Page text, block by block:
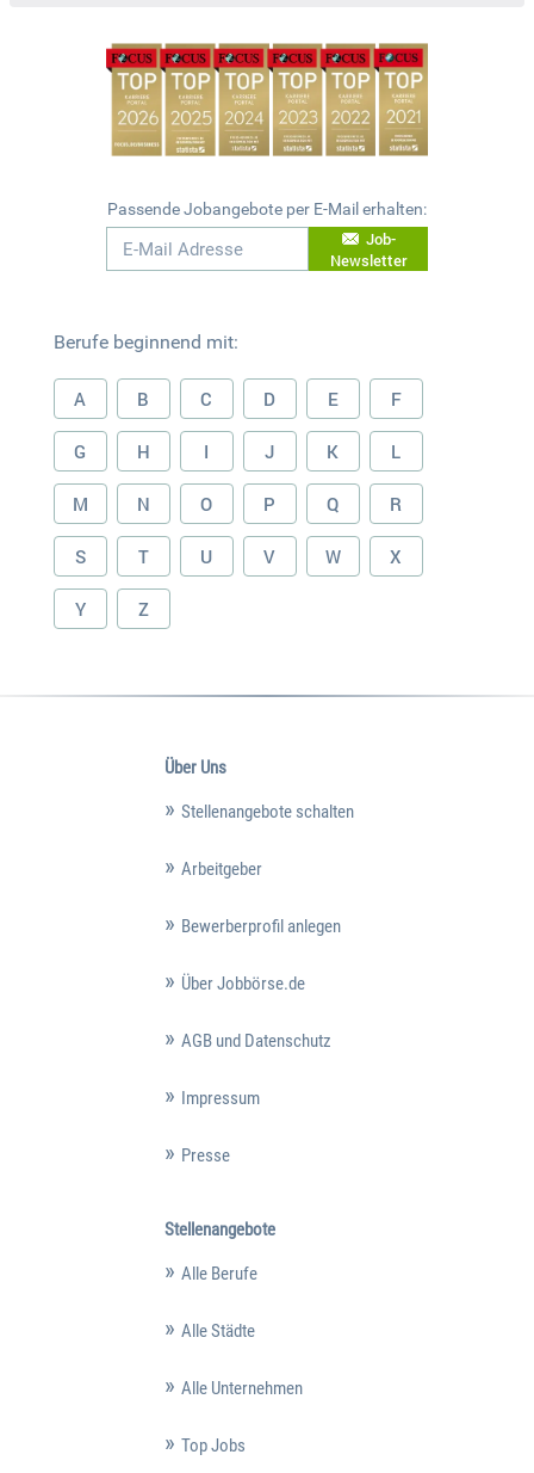
Passende Jobangebote per E-Mail erhalten:
Job-
Newsletter
Berufe beginnend mit:
A B C D E F
G H I J K L
M N O P Q R
S T U V W X
Y Z
Über Uns
Stellenangebote schalten
Arbeitgeber
Bewerberprofil anlegen
Über Jobbörse.de
AGB und Datenschutz
Impressum
Presse
Stellenangebote
Alle Berufe
Alle Städte
Alle Unternehmen
Top Jobs